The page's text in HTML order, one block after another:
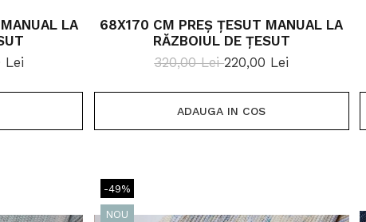
LA
Lei
68X170 CM PREȘ ȚESUT MANUAL LA
RĂZBOIUL DE ȚESUT
320,00 Lei220,00 Lei
ADAUGA IN COS
-49%
NOU